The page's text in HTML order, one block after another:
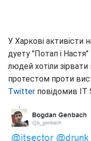
У Харкові активісти
дуету "Потап і Настя"
людей хотіли
протестом проти
Twitter повідомив IT